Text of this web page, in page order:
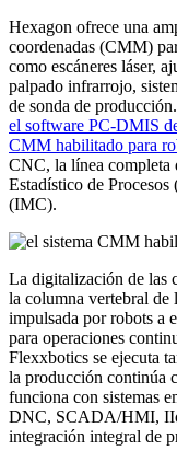
Hexagon ofrece una
coordenadas (CMM)
como escáneres láser,
palpado infrarrojo,
de sonda de
el software PC-DMIS
CMM habilitado para
CNC, la línea
Estadístico de
(IMC).
La digitalización de las
la columna vertebral de
impulsada por robots a
para operaciones
Flexxbotics se ejecuta
la producción continúa
funciona con sistemas
DNC, SCADA/HMI,
integración integral de